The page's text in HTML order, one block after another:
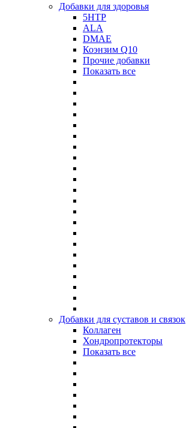
Добавки для здоровья
5HTP
ALA
DMAE
Коэнзим Q10
Прочие добавки
Показать все
Добавки для суставов и связок
Коллаген
Хондропротекторы
Показать все